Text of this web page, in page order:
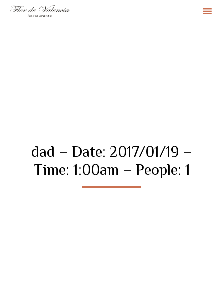
dad – Date: 2017/01/19 –
Time: 1:00am – People: 1